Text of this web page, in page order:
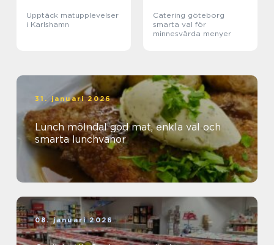
Upptäck matupplevelser
i Karlshamn
Catering göteborg
smarta val för
minnesvärda menyer
31. januari 2026
Lunch mölndal god mat, enkla val och
smarta lunchvanor
08. januari 2026